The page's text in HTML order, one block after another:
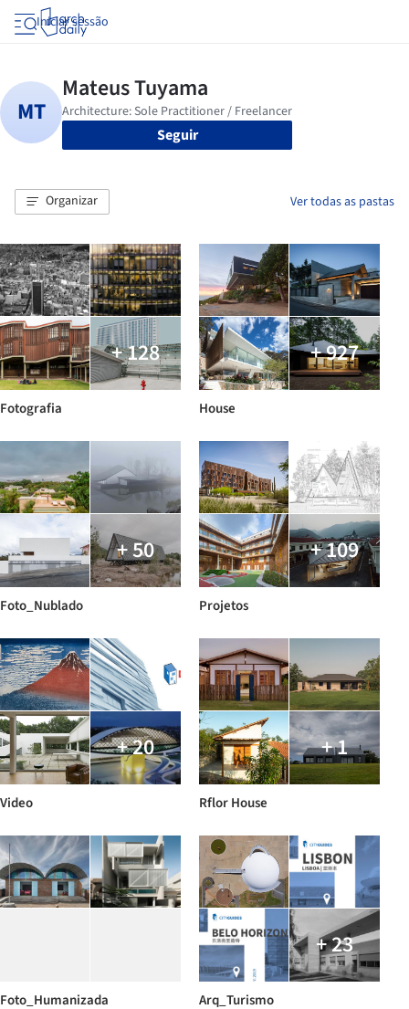
Iniciar sessão
Seguir
Organizar Ver todas as pastas
+ 128
Fotografia
+ 927
House
+ 50
Foto_Nublado
+ 109
Projetos
+ 20
Video
+ 1
Rflor House
Foto_Humanizada
+ 23
Arq_Turismo